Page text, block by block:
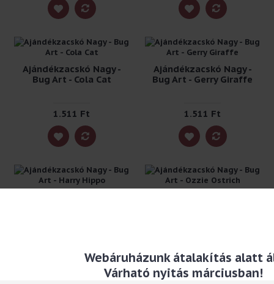
Webáruházunk átalakítás alatt
Várható nyitás márciusban!
Ajándékzacskó Nagy -
Bug Art - Cola Cat
1.511 Ft
Ajándékzacskó Nagy -
Bug Art - Gerry Giraffe
1.511 Ft